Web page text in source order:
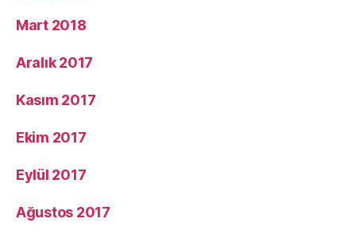
Mart 2018
Aralık 2017
Kasım 2017
Ekim 2017
Eylül 2017
Ağustos 2017